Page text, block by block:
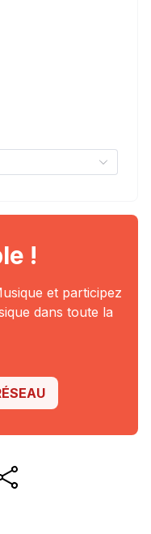
!
et participez
dans toute la